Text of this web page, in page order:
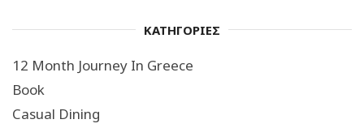
ΚΑΤΗΓΟΡΙΕΣ
12 Month Journey In Greece
Book
Casual Dining